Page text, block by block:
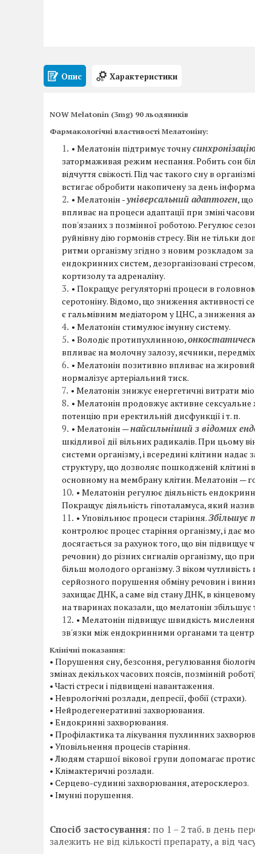
Опис Характеристики
NOW Melatonin (3mg) 90 льодяників
Фармакологічні властивості Мелатоніну:
• Мелатонін підтримує точну
затормаживая режим неспання. Робить сон
відчуття свіжості. Під час такого сну в
встигає обробити накопичену за день
• Мелатонін -універсальний адаптоген, що
впливає на процеси адаптації при зміні
пов'язаних з позмінної роботою. Регулює
руйнівну дію гормонів стресу. Він не тільки
ритми організму згідно з новим розкладом за
ендокринних систем, дезорганізовані
кортизолу та адреналіну.
• Покращує регуляторні процеси в
серотоніну. Відомо, що зниження активності
є гальмівним медіатором у ЦНС, а зниження
• Мелатонін стимулює імунну систему.
• Володіє протипухлинною,
впливає на молочну залозу, яєчники,
• Мелатонін позитивно впливає на
нормалізує артеріальний тиск.
• Мелатонін знижує енергетичні витрати
• Мелатонін продовжує активне
потенцію при еректильній дисфункції і т. п.
• Мелатонін —найсильніший з відомих
шкідливої дії вільних радикалів. При цьому
системи організму, і всередині клітини
структуру, що дозволяє пошкодженій клітині
основному на мембрану клітин. Мелатонін —
• Мелатонін регулює діяльність
Покращує діяльність гіпоталамуса, який
• Уповільнює процеси старіння.Збільшує
контролює процес старіння організму, і дає
досягається за рахунок того, що він підвищує
речовин) до різних сигналів організму, що
більш молодого організму. З віком
серйозного порушення обміну речовин і
захищає ДНК, а саме від стану ДНК, в
на тваринах показали, що мелатонін збільшує
• Мелатонін підвищує швидкість
зв'язки між ендокринними органами та
Клінічні показання:
• Порушення сну, безсоння, регулювання
змінах декількох часових поясів, позмінній
• Часті стреси і підвищені навантаження.
• Неврологічні розлади, депресії, фобії (страхи).
• Нейродегенеративні захворювання.
• Ендокринні захворювання.
• Профілактика та лікування пухлинних
• Уповільнення процесів старіння.
• Людям старшої вікової групи допомагає
• Клімактеричні розлади.
• Серцево-судинні захворювання, атеросклероз.
• Імунні порушення.
Спосіб застосування: по 1 – 2 таб. в день
залежить не від кількості препарату, а від